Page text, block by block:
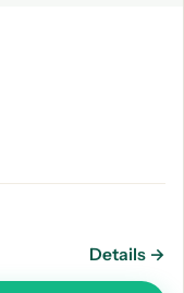
Details →